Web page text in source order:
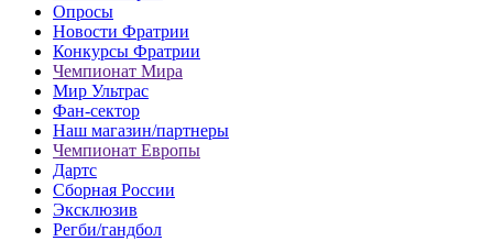
Опросы
Новости Фратрии
Конкурсы Фратрии
Чемпионат Мира
Мир Ультрас
Фан-cектор
Наш магазин/партнеры
Чемпионат Европы
Дартс
Сборная России
Эксклюзив
Регби/гандбол